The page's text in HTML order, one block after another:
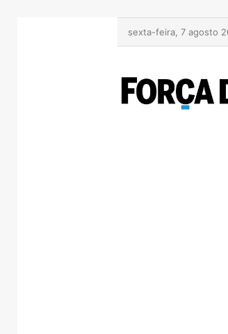
sexta-feira, 7 agosto